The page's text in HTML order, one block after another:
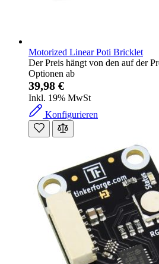
Motorized Linear Poti Bricklet
Der Preis hängt von den auf der
Optionen ab
39,98 €
Inkl. 19% MwSt
Konfigurieren